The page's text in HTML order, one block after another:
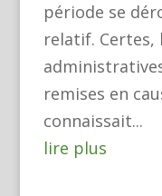
période se
relatif. Certes,
remises en
connaissait...
lire plus